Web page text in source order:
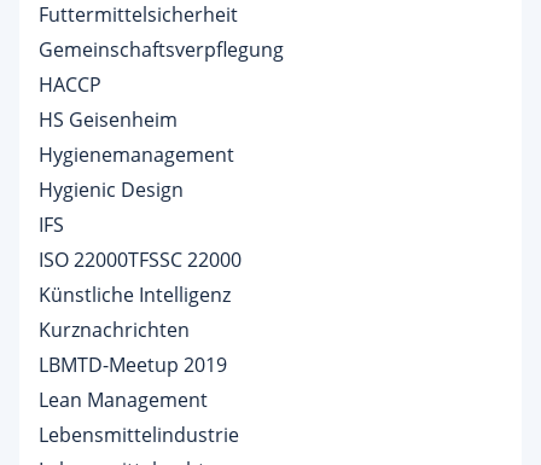
Futtermittelsicherheit
Gemeinschaftsverpflegung
HACCP
HS Geisenheim
Hygienemanagement
Hygienic Design
IFS
ISO 22000TFSSC 22000
Künstliche Intelligenz
Kurznachrichten
LBMTD-Meetup 2019
Lean Management
Lebensmittelindustrie